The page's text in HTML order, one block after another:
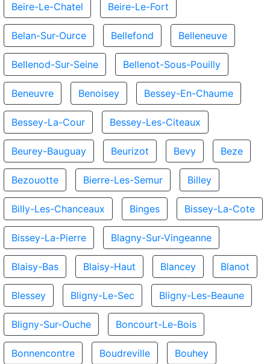
Beire-Le-Chatel Beire-Le-Fort
Belan-Sur-Ource Bellefond Belleneuve
Bellenod-Sur-Seine Bellenot-Sous-Pouilly
Beneuvre Benoisey Bessey-En-Chaume
Bessey-La-Cour Bessey-Les-Citeaux
Beurey-Bauguay Beurizot Bevy Beze
Bezouotte Bierre-Les-Semur Billey
Billy-Les-Chanceaux Binges Bissey-La-Cote
Bissey-La-Pierre Blagny-Sur-Vingeanne
Blaisy-Bas Blaisy-Haut Blancey Blanot
Blessey Bligny-Le-Sec Bligny-Les-Beaune
Bligny-Sur-Ouche Boncourt-Le-Bois
Bonnencontre Boudreville Bouhey